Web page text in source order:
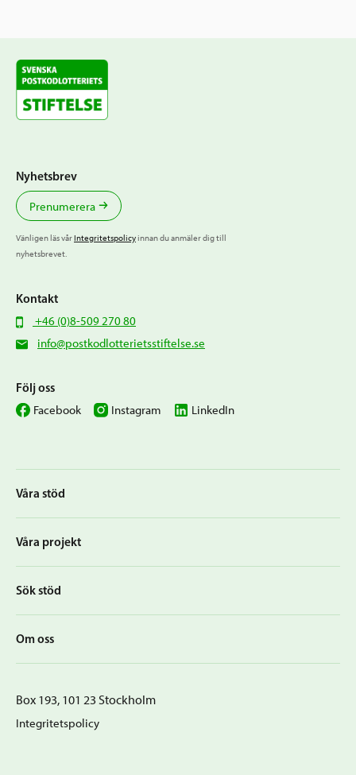
Våra stöd
Våra projekt
Sök stöd
Om oss
Nyhetsbrev
Prenumerera
Vänligen läs vårIntegritetspolicyinnan du anmäler dig till
nyhetsbrevet.
Kontakt
+46 (0)8-509 270 80
info@postkodlotterietsstiftelse.se
Följ oss
Facebook Instagram LinkedIn
Box 193, 101 23 Stockholm
Integritetspolicy